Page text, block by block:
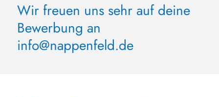
Wir freuen uns sehr auf deine
Bewerbung an
info@nappenfeld.de